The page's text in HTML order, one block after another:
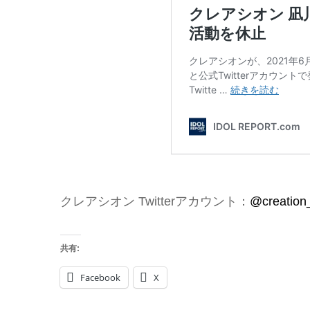
クレアシオン Twitterアカウント：
共有:
Facebook X